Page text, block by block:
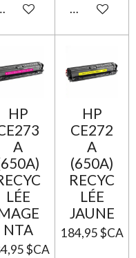
au panierAjouter au
HP
A
LÉE
NTA
$CA
HP
CE272
A
(650A)
RECYC
LÉE
JAUNE
184,95 $CA